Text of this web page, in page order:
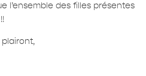
l’ensemble des filles présentes
plairont,